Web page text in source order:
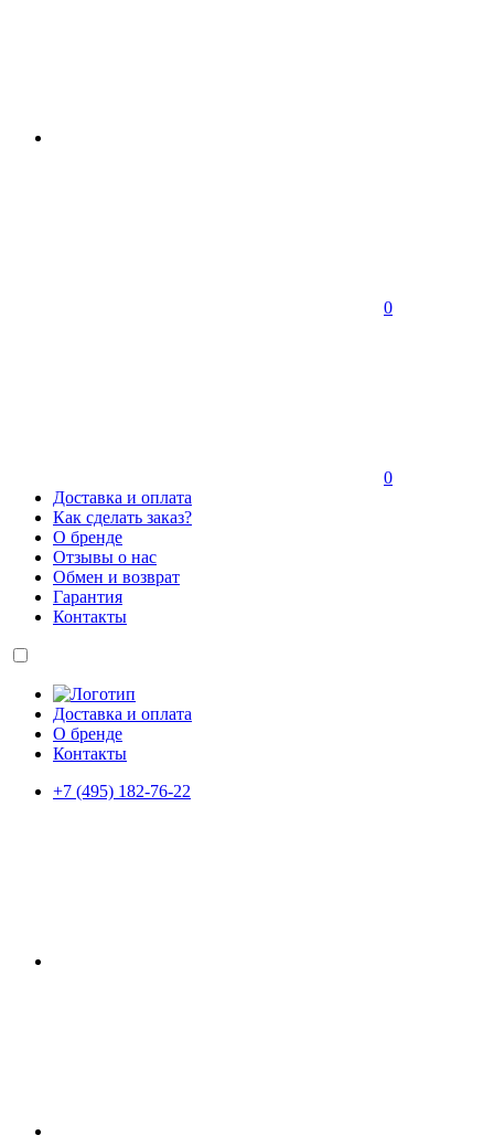
0
0
Доставка и оплата
Как сделать заказ?
О бренде
Отзывы о нас
Обмен и возврат
Гарантия
Контакты
Доставка и оплата
О бренде
Контакты
+7 (495) 182-76-22